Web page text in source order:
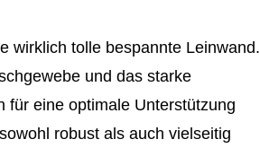
wirklich tolle bespannte Leinwand.
und das starke
für eine optimale Unterstützung
robust als auch vielseitig